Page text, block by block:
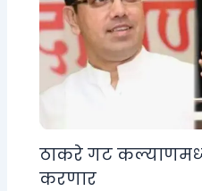
ठाकरे गट
करणार